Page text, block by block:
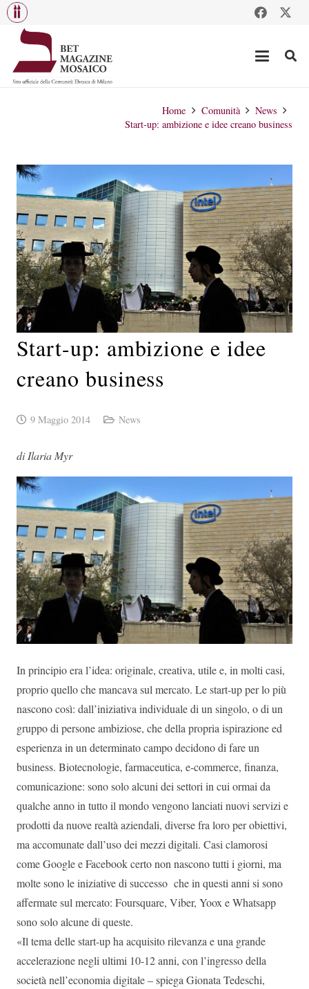
Home Comunità
News
Start-up: ambizione e idee creano business
Start-up: ambizione e idee
creano business
9 Maggio 2014 News
di Ilaria Myr
In principio era l’idea: originale, creativa, utile e, in molti casi,
proprio quello che mancava sul mercato. Le start-up per lo più
nascono così: dall’iniziativa individuale di un singolo, o di un
gruppo di persone ambiziose, che della propria ispirazione ed
esperienza in un determinato campo decidono di fare un
business. Biotecnologie, farmaceutica, e-commerce, finanza,
comunicazione: sono solo alcuni dei settori in cui ormai da
qualche anno in tutto il mondo vengono lanciati nuovi servizi e
prodotti da nuove realtà aziendali, diverse fra loro per obiettivi,
ma accomunate dall’uso dei mezzi digitali. Casi clamorosi
come Google e Facebook certo non nascono tutti i giorni, ma
molte sono le iniziative di successo che in questi anni si sono
affermate sul mercato: Foursquare, Viber, Yoox e Whatsapp
sono solo alcune di queste.
«Il tema delle start-up ha acquisito rilevanza e una grande
accelerazione negli ultimi 10-12 anni, con l’ingresso della
società nell’economia digitale – spiega Gionata Tedeschi,